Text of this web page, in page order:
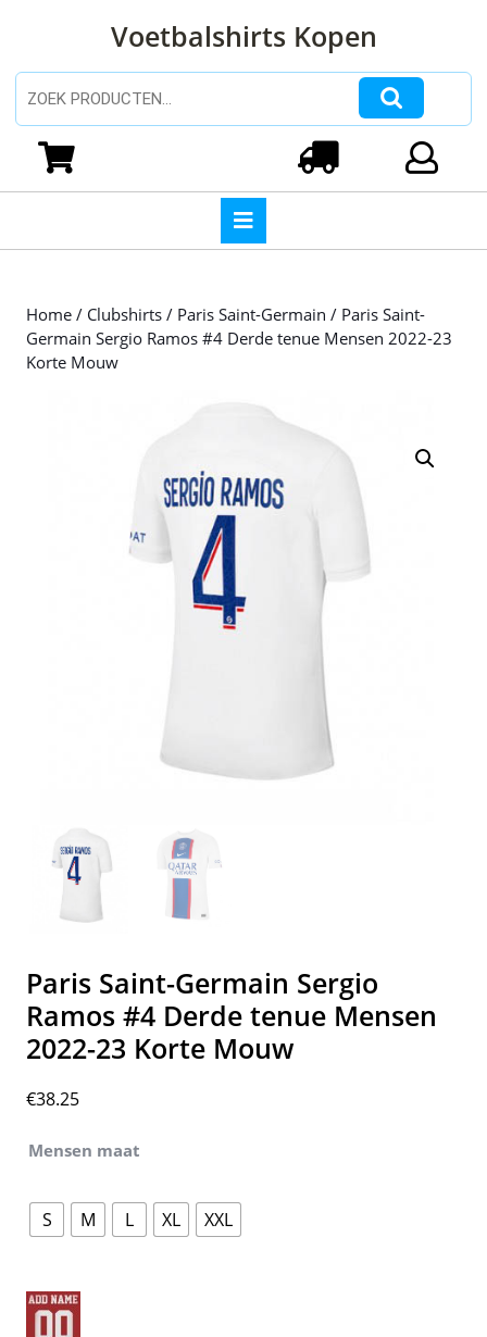
inhoud
Voetbalshirts Kopen
Zoeken naar:
Home / Clubshirts / Paris Saint-Germain / Paris Saint-
Germain Sergio Ramos #4 Derde tenue Mensen 2022-23
Korte Mouw
Paris Saint-Germain Sergio
Ramos #4 Derde tenue Mensen
2022-23 Korte Mouw
€38.25
Mensen maat
S M L XL XXL